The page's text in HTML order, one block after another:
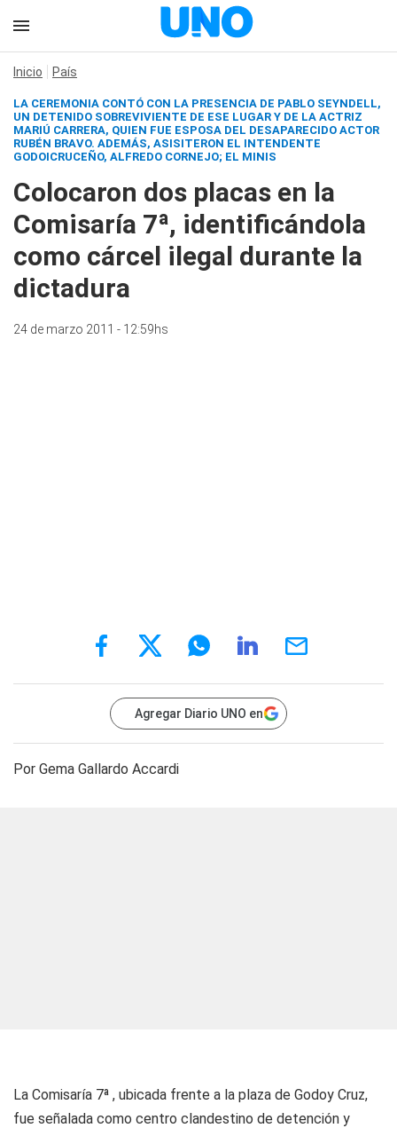
Inicio País
LA CEREMONIA CONTÓ CON LA PRESENCIA DE PABLO SEYNDELL,
UN DETENIDO SOBREVIVIENTE DE ESE LUGAR Y DE LA ACTRIZ
MARIÚ CARRERA, QUIEN FUE ESPOSA DEL DESAPARECIDO ACTOR
RUBÉN BRAVO. ADEMÁS, ASISITERON EL INTENDENTE
GODOICRUCEÑO, ALFREDO CORNEJO; EL MINIS
Colocaron dos placas en la
Comisaría 7ª, identificándola
como cárcel ilegal durante la
dictadura
24 de marzo 2011 - 12:59hs
Agregar Diario UNO en
Por Gema Gallardo Accardi
La Comisaría 7ª , ubicada frente a la plaza de Godoy Cruz,
fue señalada como centro clandestino de detención y